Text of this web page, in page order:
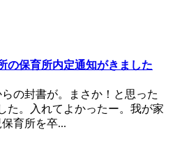
の保育所内定通知がきました
の封書が。まさか！と思った
た。入れてよかったー。我が家
育所を卒...